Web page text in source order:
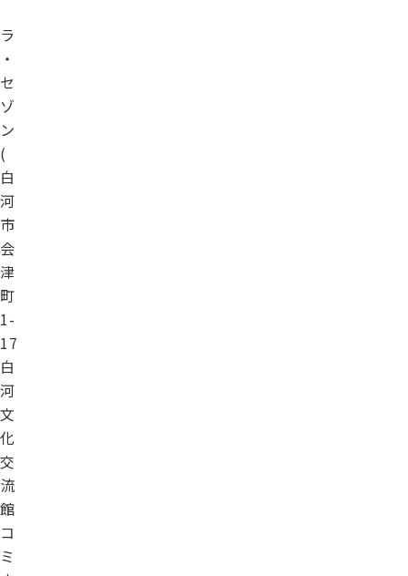
ラ
・
セ
ゾ
ン
(
白
河
市
会
津
町
1-
17
白
河
文
化
交
流
館
コ
ミ